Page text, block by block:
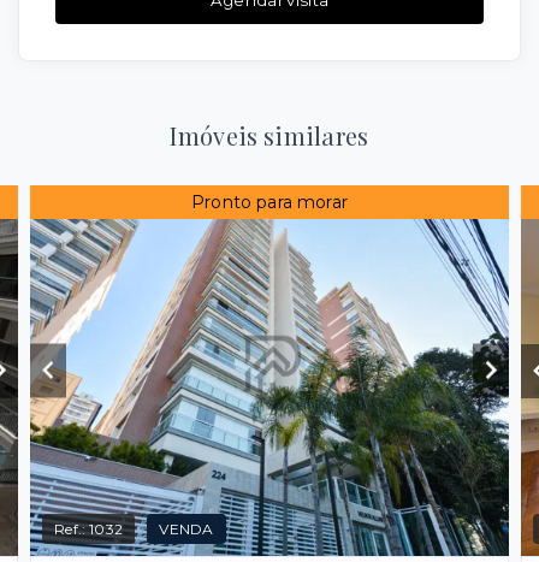
Imóveis similares
Pronto para morar
Ref.:1032 VENDA